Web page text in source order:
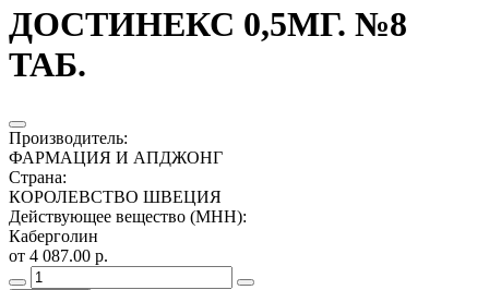
ДОСТИНЕКС 0,5МГ. №8
ТАБ.
Производитель:
ФАРМАЦИЯ И АПДЖОНГ
Страна:
КОРОЛЕВСТВО ШВЕЦИЯ
Действующее вещество (МНН):
Каберголин
от 4 087.00 р.